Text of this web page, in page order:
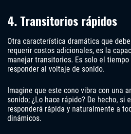
4. Transitorios rápidos
Otra característica dramática que
requerir costos adicionales, es la
manejar transitorios. Es solo el
responder al voltaje de sonido.
Imagine que este cono vibra con una
sonido; ¿Lo hace rápido? De hecho, si
responderá rápida y naturalmente a
dinámicos.